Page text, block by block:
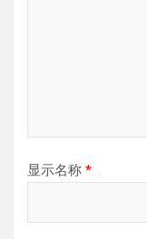
显示名称 *